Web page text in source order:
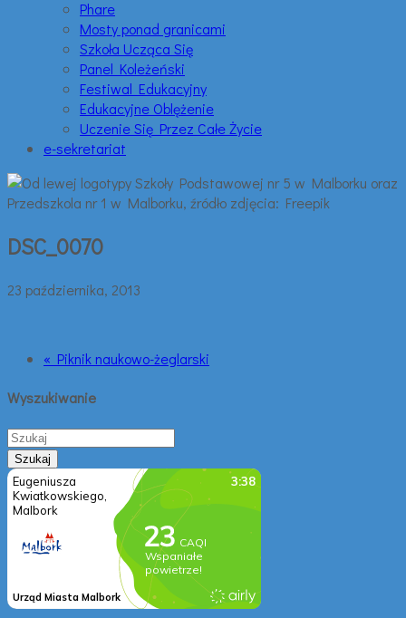
Phare
Mosty ponad granicami
Szkoła Ucząca Się
Panel Koleżeński
Festiwal Edukacyjny
Edukacyjne Oblężenie
Uczenie Się Przez Całe Życie
e-sekretariat
DSC_0070
23 października, 2013
« Piknik naukowo-żeglarski
Wyszukiwanie